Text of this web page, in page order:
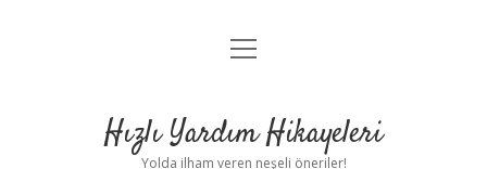
Anasayfa
Yasal Uyarı
menüyü
Hızlı Yardım Hikayeleri
Yolda ilham veren neşeli öneriler!